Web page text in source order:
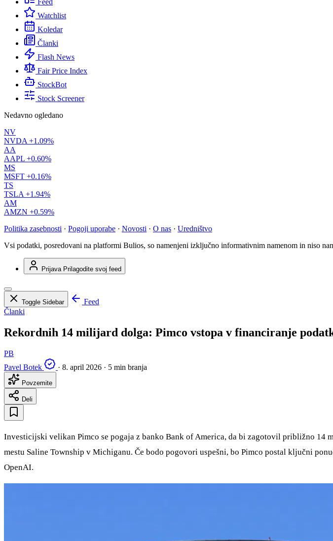
Feed
Watchlist
Koledar
Članki
Flash News
Fair Price Index
StockBot
Stock Screener
Nedavno ogledano
NV
NVDA +1.09%
AA
AAPL +0.60%
MS
MSFT +0.16%
TS
TSLA +1.94%
AM
AMZN +0.59%
Politika zasebnosti · Pogoji uporabe · Novosti · O nas · Uredništvo
Vsi podatki, posredovani na platformi Bulios, so namenjeni izključno informativnim namenom in niso
Prijava Prilagodite svoj feed
Toggle Sidebar
Feed
Članki
Rekordnih 14 milijard dolga: Pimco vstopa v financiranje
PB
Pavel Botek
· 8. april 2026 · 5 min branja
Povzemite
Deli
Investicijski velikan Pimco se pogaja z banko Bank of America, da bi zagotovil približno
mestu Saline Township v Michiganu. Če bodo pogovori uspešni, bo Pimco postal ključni
OpenAI.